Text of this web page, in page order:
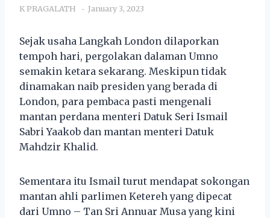
K PRAGALATH January 3, 2023
Sejak usaha Langkah London dilaporkan
tempoh hari, pergolakan dalaman Umno
semakin ketara sekarang. Meskipun tidak
dinamakan naib presiden yang berada di
London, para pembaca pasti mengenali
mantan perdana menteri Datuk Seri Ismail
Sabri Yaakob dan mantan menteri Datuk
Mahdzir Khalid.
Sementara itu Ismail turut mendapat sokongan
mantan ahli parlimen Ketereh yang dipecat
dari Umno – Tan Sri Annuar Musa yang kini